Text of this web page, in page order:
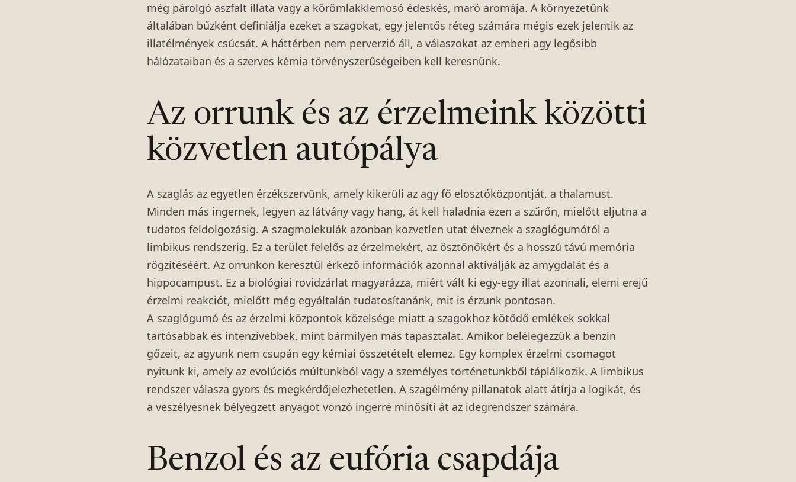
még párolgó aszfalt illata vagy a körömlakklemosó édeskés, maró aromája. A környezetünk
általában bűzként definiálja ezeket a szagokat, egy jelentős réteg számára mégis ezek jelentik az
illatélmények csúcsát. A háttérben nem perverzió áll, a válaszokat az emberi agy legősibb
hálózataiban és a szerves kémia törvényszerűségeiben kell keresnünk.
Az orrunk és az érzelmeink közötti
közvetlen autópálya
A szaglás az egyetlen érzékszervünk, amely kikerüli az agy fő elosztóközpontját, a thalamust.
Minden más ingernek, legyen az látvány vagy hang, át kell haladnia ezen a szűrőn, mielőtt eljutna a
tudatos feldolgozásig. A szagmolekulák azonban közvetlen utat élveznek a szaglógumótól a
limbikus rendszerig. Ez a terület felelős az érzelmekért, az ösztönökért és a hosszú távú memória
rögzítéséért. Az orrunkon keresztül érkező információk azonnal aktiválják az amygdalát és a
hippocampust. Ez a biológiai rövidzárlat magyarázza, miért vált ki egy-egy illat azonnali, elemi erejű
érzelmi reakciót, mielőtt még egyáltalán tudatosítanánk, mit is érzünk pontosan.
A szaglógumó és az érzelmi központok közelsége miatt a szagokhoz kötődő emlékek sokkal
tartósabbak és intenzívebbek, mint bármilyen más tapasztalat. Amikor belélegezzük a benzin
gőzeit, az agyunk nem csupán egy kémiai összetételt elemez. Egy komplex érzelmi csomagot
nyitunk ki, amely az evolúciós múltunkból vagy a személyes történetünkből táplálkozik. A limbikus
rendszer válasza gyors és megkérdőjelezhetetlen. A szagélmény pillanatok alatt átírja a logikát, és
a veszélyesnek bélyegzett anyagot vonzó ingerré minősíti át az idegrendszer számára.
Benzol és az eufória csapdája